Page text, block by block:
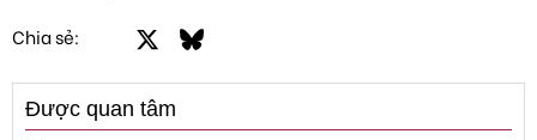
Chia sẻ: FacebookBluesky
Được quan tâm